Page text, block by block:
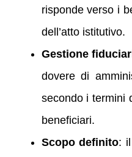
risponde verso i
dell’atto istitutivo.
Gestione
dovere di
secondo i termini
beneficiari.
Scopo definito: